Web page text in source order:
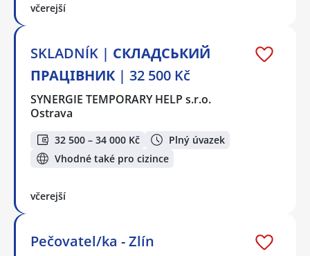
včerejší
SKLADNÍK | СКЛАДСЬКИЙ
ПРАЦІВНИК | 32 500 Kč
SYNERGIE TEMPORARY HELP s.r.o.
Ostrava
32 500 – 34 000 Kč
Plný úvazek
Vhodné také pro cizince
včerejší
Pečovatel/ka - Zlín